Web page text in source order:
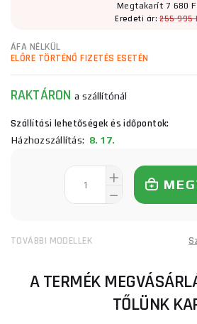
Megtakarít 7 680
Eredeti ár:255 995
ÁFA NÉLKÜL
ELŐRE TÖRTÉNŐ FIZETÉS ESETÉN
RAKTÁRONa szállítónál
Szállítási lehetőségek és időpontok:
Házhozszállítás: 8. 17.
TOVÁBBI MODELLEK
A TERMÉK
TŐLÜNK